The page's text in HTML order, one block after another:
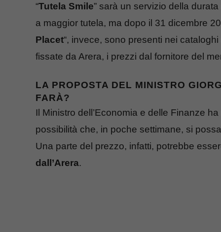
“Tutela Smile” sarà un servizio della
a maggior tutela, ma dopo il 31 dicembre
Placet“, invece, sono presenti nei
fissate da Arera, i prezzi dal fornitore del
LA PROPOSTA DEL MINISTRO
FARÀ?
Il Ministro dell’Economia e delle Finanze
possibilità che, in poche settimane, si
Una parte del prezzo, infatti, potrebbe
dall’Arera.